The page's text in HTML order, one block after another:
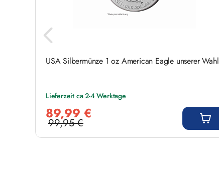
USA Silbermünze 1 oz American Eagle unserer Wahl
Lieferzeit ca 2-4 Werktage
89,99 €
Regulärer Preis:
99,95 €